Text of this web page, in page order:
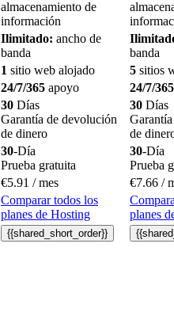
almacenamiento de
información
Ilimitado: ancho de
banda
banda
1 sitio web alojado 5 sitios
24/7/365 apoyo
24/7/365
30 Días
Garantía de devolución
de dinero
30 Días
de
30-Día
Prueba gratuita
30-Día
Prueba
€5.91 / mes €7.66 /
Comparar todos los
planes de Hosting
planes
{{shared_short_order}} {{